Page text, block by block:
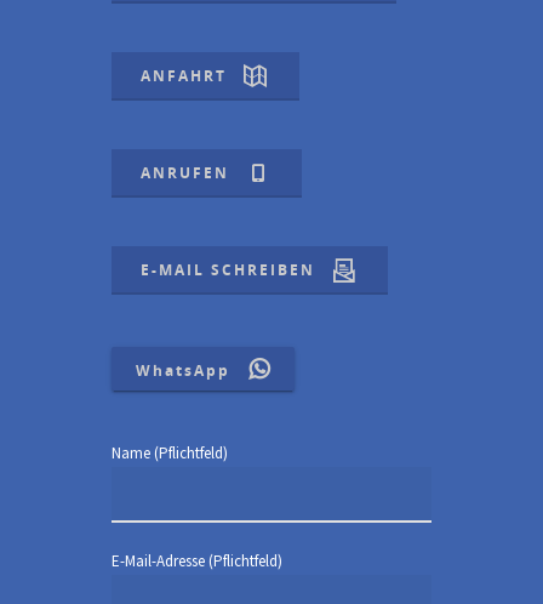
ANFAHRT
ANRUFEN
E-MAIL SCHREIBEN
WhatsApp
Name (Pflichtfeld)
E-Mail-Adresse (Pflichtfeld)